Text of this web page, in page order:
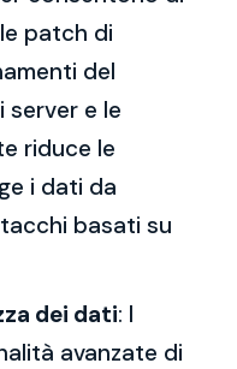
patch di
del
server e le
riduce le
i dati da
basati su
dei dati: I
avanzate di